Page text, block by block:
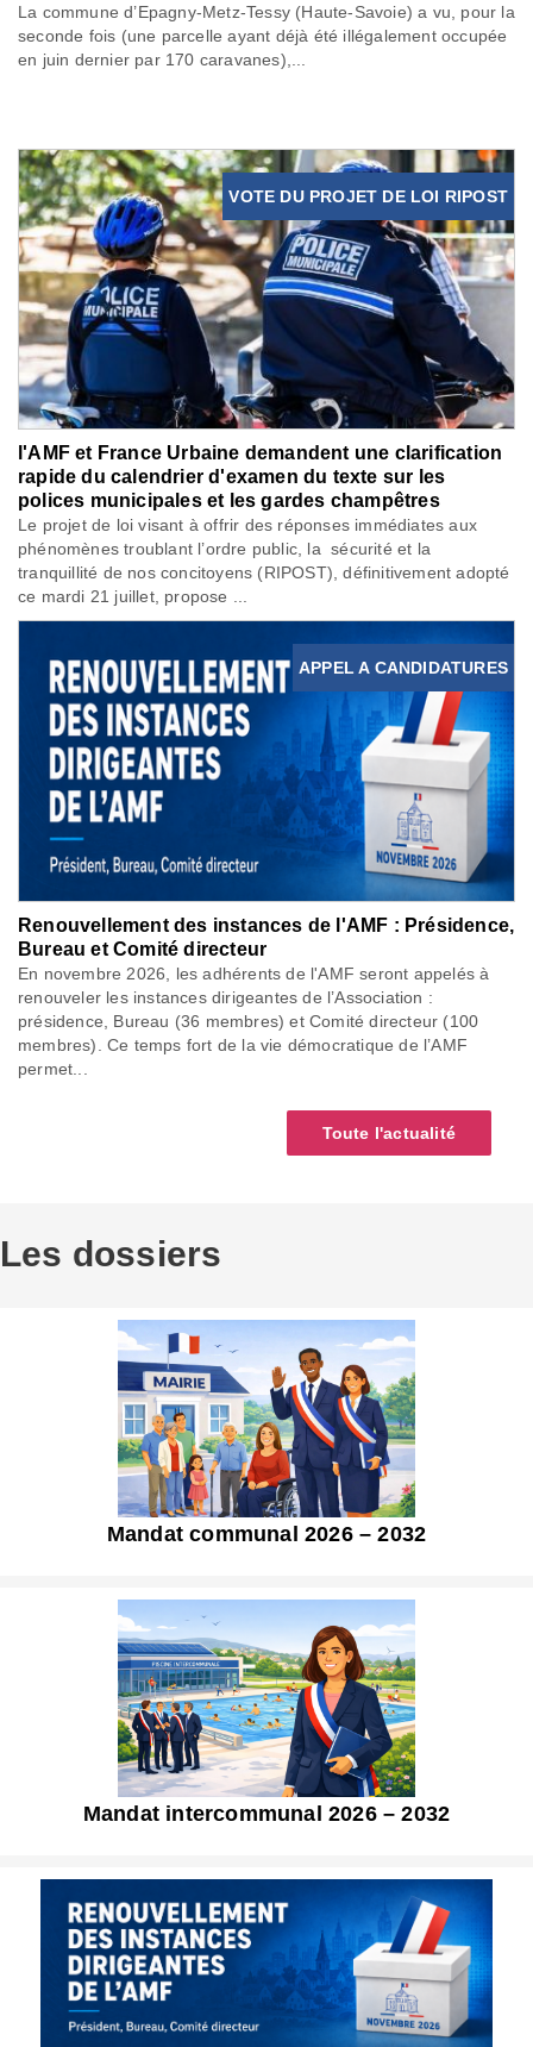
La commune d’Epagny-Metz-Tessy (Haute-Savoie) a vu, pour la
seconde fois (une parcelle ayant déjà été illégalement occupée
en juin dernier par 170 caravanes),...
VOTE DU PROJET DE LOI RIPOST
l'AMF et France Urbaine demandent une clarification
rapide du calendrier d'examen du texte sur les
polices municipales et les gardes champêtres
Le projet de loi visant à offrir des réponses immédiates aux
phénomènes troublant l’ordre public, la sécurité et la
tranquillité de nos concitoyens (RIPOST), définitivement adopté
ce mardi 21 juillet, propose ...
APPEL A CANDIDATURES
Renouvellement des instances de l'AMF : Présidence,
Bureau et Comité directeur
En novembre 2026, les adhérents de l'AMF seront appelés à
renouveler les instances dirigeantes de l’Association :
présidence, Bureau (36 membres) et Comité directeur (100
membres). Ce temps fort de la vie démocratique de l’AMF
permet...
Toute l'actualité
Les dossiers
Mandat communal 2026 – 2032
Mandat intercommunal 2026 – 2032